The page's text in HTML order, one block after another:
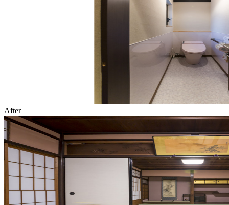
After